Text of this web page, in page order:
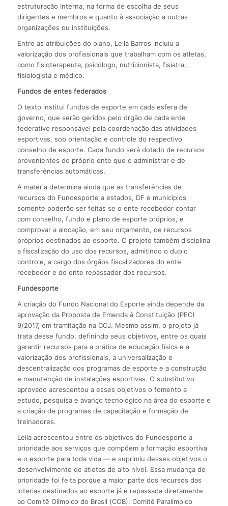
estruturação interna, na forma de escolha de seus
dirigentes e membros e quanto à associação a outras
organizações ou instituições.
Entre as atribuições do plano, Leila Barros incluiu a
valorização dos profissionais que trabalham com os atletas,
como fisioterapeuta, psicólogo, nutricionista, fisiatra,
fisiologista e médico.
Fundos de entes federados
O texto institui fundos de esporte em cada esfera de
governo, que serão geridos pelo órgão de cada ente
federativo responsável pela coordenação das atividades
esportivas, sob orientação e controle do respectivo
conselho de esporte. Cada fundo será dotado de recursos
provenientes do próprio ente que o administrar e de
transferências automáticas.
A matéria determina ainda que as transferências de
recursos do Fundesporte a estados, DF e municípios
somente poderão ser feitas se o ente recebedor contar
com conselho, fundo e plano de esporte próprios, e
comprovar a alocação, em seu orçamento, de recursos
próprios destinados ao esporte. O projeto também disciplina
a fiscalização do uso dos recursos, admitindo o duplo
controle, a cargo dos órgãos fiscalizadores do ente
recebedor e do ente repassador dos recursos.
Fundesporte
A criação do Fundo Nacional do Esporte ainda depende da
aprovação da Proposta de Emenda à Constituição (PEC)
9/2017, em tramitação na CCJ. Mesmo assim, o projeto já
trata desse fundo, definindo seus objetivos, entre os quais
garantir recursos para a prática de educação física e a
valorização dos profissionais, a universalização e
descentralização dos programas de esporte e a construção
e manutenção de instalações esportivas. O substitutivo
aprovado acrescentou a esses objetivos o fomento a
estudo, pesquisa e avanço tecnológico na área do esporte e
a criação de programas de capacitação e formação de
treinadores.
Leila acrescentou entre os objetivos do Fundesporte a
prioridade aos serviços que compõem a formação esportiva
e o esporte para toda vida — e suprimiu desses objetivos o
desenvolvimento de atletas de alto nível. Essa mudança de
prioridade foi feita porque a maior parte dos recursos das
loterias destinados ao esporte já é repassada diretamente
ao Comitê Olímpico do Brasil (COB), Comitê Paralímpico